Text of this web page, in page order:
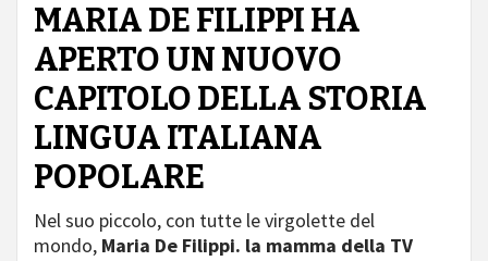
MARIA DE FILIPPI HA
APERTO UN NUOVO
CAPITOLO DELLA STORIA
LINGUA ITALIANA
POPOLARE
Nel suo piccolo, con tutte le virgolette del
mondo, Maria De Filippi. la mamma della TV